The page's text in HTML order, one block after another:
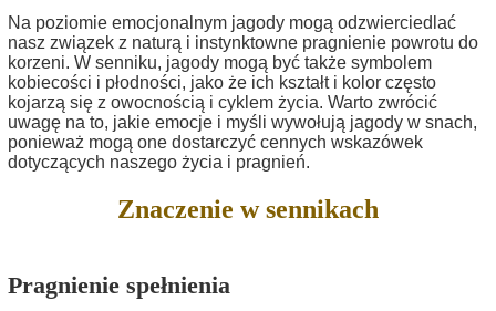
Na poziomie emocjonalnym jagody mogą odzwierciedlać
nasz związek z naturą i instynktowne pragnienie powrotu do
korzeni. W senniku, jagody mogą być także symbolem
kobiecości i płodności, jako że ich kształt i kolor często
kojarzą się z owocnością i cyklem życia. Warto zwrócić
uwagę na to, jakie emocje i myśli wywołują jagody w snach,
ponieważ mogą one dostarczyć cennych wskazówek
dotyczących naszego życia i pragnień.
Znaczenie w sennikach
Pragnienie spełnienia